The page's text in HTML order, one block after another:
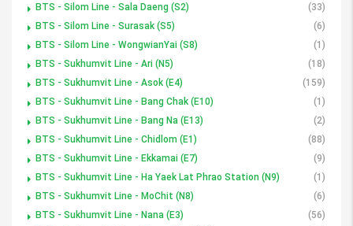
BTS - Silom Line - Sala Daeng (S2)
(33)
BTS - Silom Line - Surasak (S5)
(6)
BTS - Silom Line - WongwianYai (S8)
(1)
BTS - Sukhumvit Line - Ari (N5)
(18)
BTS - Sukhumvit Line - Asok (E4)
(159)
BTS - Sukhumvit Line - Bang Chak (E10)
(1)
BTS - Sukhumvit Line - Bang Na (E13)
(2)
BTS - Sukhumvit Line - Chidlom (E1)
(88)
BTS - Sukhumvit Line - Ekkamai (E7)
(9)
BTS - Sukhumvit Line - Ha Yaek Lat Phrao Station (N9)
(1)
BTS - Sukhumvit Line - MoChit (N8)
(6)
BTS - Sukhumvit Line - Nana (E3)
(56)